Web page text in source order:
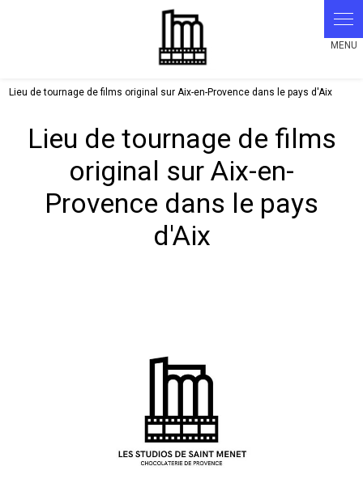
Lieu de tournage de films original sur Aix-en-Provence dans le pays d'Aix
Lieu de tournage de films
original sur Aix-en-
Provence dans le pays
d'Aix
Panneau de gestion des cookies